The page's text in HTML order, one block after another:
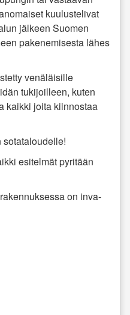
kuulustelivat
jälkeen Suomen
pakenemisesta lähes
venäläisille
tukijoilleen, kuten
kaikki joita kiinnostaa
esitelmät pyritään
on inva-